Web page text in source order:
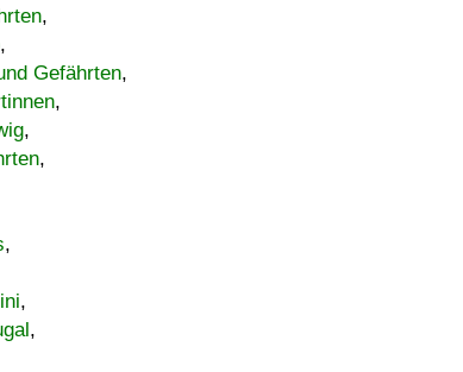
,
,
Gefährten,
,
,
,
,
,
,